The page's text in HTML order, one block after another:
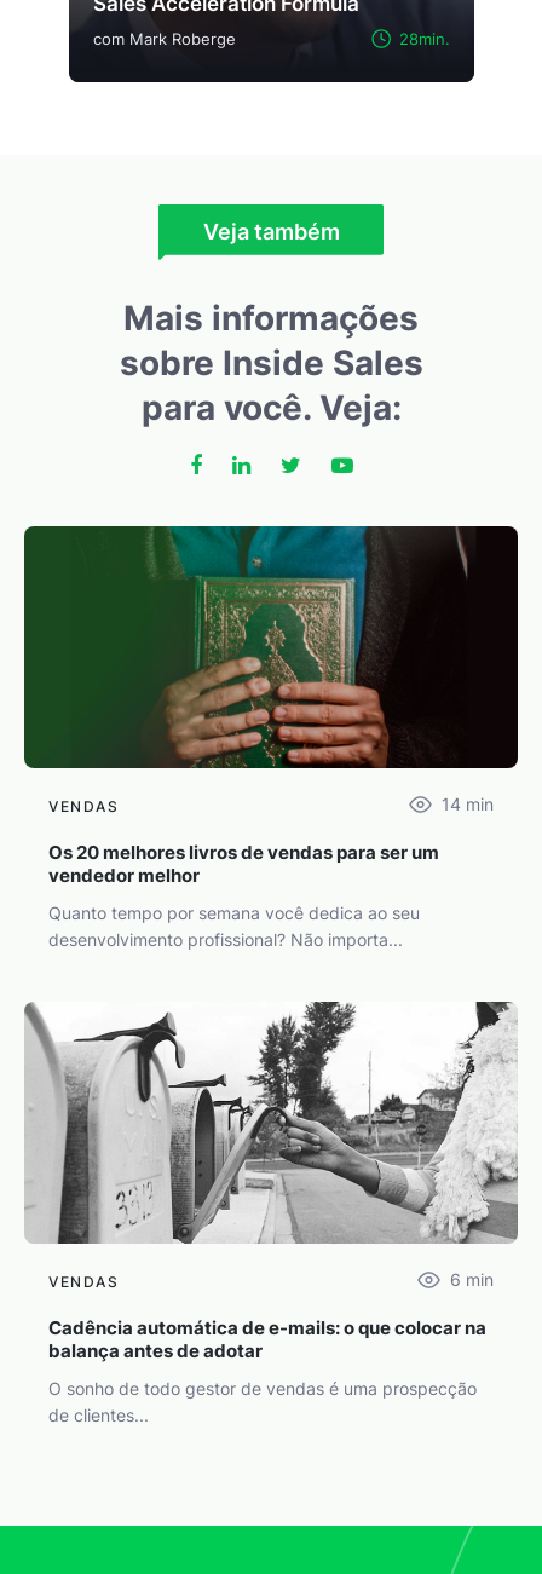
com Mark Roberge 28min.
Veja também
Mais informações
sobre Inside Sales
para você. Veja:
VENDAS 14 min
Os 20 melhores livros de vendas para ser um
vendedor melhor
Quanto tempo por semana você dedica ao seu
desenvolvimento profissional? Não importa...
VENDAS 6 min
Cadência automática de e-mails: o que colocar na
balança antes de adotar
O sonho de todo gestor de vendas é uma prospecção
de clientes...